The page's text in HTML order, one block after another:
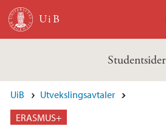
Hopp til hovedinnhold
Studentsider
UiB
Utvekslingsavtaler
ERASMUS+